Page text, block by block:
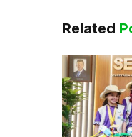
Related